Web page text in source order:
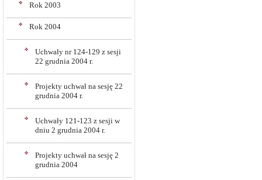
Rok 2003
Rok 2004
Uchwały nr 124-129 z sesji
22 grudnia 2004 r.
Projekty uchwał na sesję 22
grudnia 2004 r.
Uchwały 121-123 z sesji w
dniu 2 grudnia 2004 r.
Projekty uchwał na sesję 2
grudnia 2004